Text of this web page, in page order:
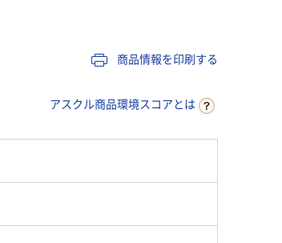
ポリエステル100%
商品情報を印刷する
アスクル商品環境スコアとは